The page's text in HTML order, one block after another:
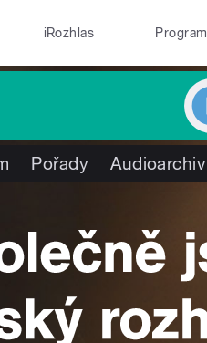
iRozhlas Program
Pořady Audioarchiv